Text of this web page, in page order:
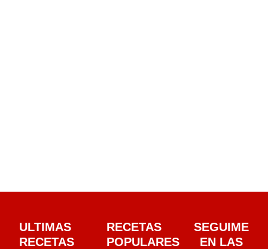
ULTIMAS
RECETAS
RECETAS
POPULARES
SEGUIME
EN LAS